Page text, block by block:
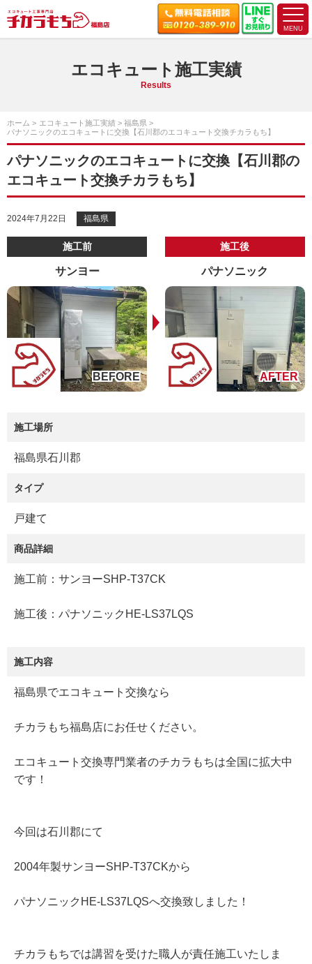
エコキュート施工実績
Results
ホーム エコキュート施工実績
福島県
パナソニックのエコキュートに交換【石川郡のエコキュート交換チカラもち】
パナソニックのエコキュートに交換【石川郡の
エコキュート交換チカラもち】
2024年7月22日 福島県
施工前
サンヨー
施工後
パナソニック
施工場所
福島県石川郡
タイプ
戸建て
商品詳細
施工前：サンヨーSHP-T37CK
施工後：パナソニックHE-LS37LQS
施工内容
福島県でエコキュート交換なら
チカラもち福島店にお任せください。
エコキュート交換専門業者のチカラもちは全国に拡大中
です！
今回は石川郡にて
2004年製サンヨーSHP-T37CKから
パナソニックHE-LS37LQSへ交換致しました！
チカラもちでは講習を受けた職人が責任施工いたしま